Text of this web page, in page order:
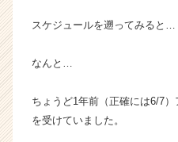
チ
ア
スケジュールを遡ってみると…
なんと…
ちょうど1年前（正確には6/7
を受けていました。